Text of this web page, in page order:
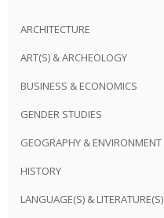
ARCHITECTURE
ART(S) & ARCHEOLOGY
BUSINESS & ECONOMICS
GENDER STUDIES
GEOGRAPHY & ENVIRONMENT
HISTORY
LANGUAGE(S) & LITERATURE(S)